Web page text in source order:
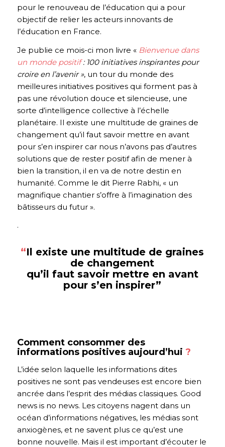
pour le renouveau de l’éducation qui a pour
objectif de relier les acteurs innovants de
l’éducation en France.
Je publie ce mois-ci mon livre « Bienvenue dans
un monde positif: 100 initiatives inspirantes pour
croire en l’avenir », un tour du monde des
meilleures initiatives positives qui forment pas à
pas une révolution douce et silencieuse, une
sorte d’intelligence collective à l’échelle
planétaire. Il existe une multitude de graines de
changement qu’il faut savoir mettre en avant
pour s’en inspirer car nous n’avons pas d’autres
solutions que de rester positif afin de mener à
bien la transition, il en va de notre destin en
humanité. Comme le dit Pierre Rabhi, « un
magnifique chantier s’offre à l’imagination des
bâtisseurs du futur ».
.
“Il existe une multitude de graines
de changement
qu’il faut savoir mettre en avant
pour s’en inspirer”
Comment consommer des
informations positives aujourd’hui ?
L’idée selon laquelle les informations dites
positives ne sont pas vendeuses est encore bien
ancrée dans l’esprit des médias classiques. Good
news is no news. Les citoyens nagent dans un
océan d’informations négatives, les médias sont
anxiogènes, et ne savent plus ce qu’est une
bonne nouvelle. Mais il est important d’écouter le